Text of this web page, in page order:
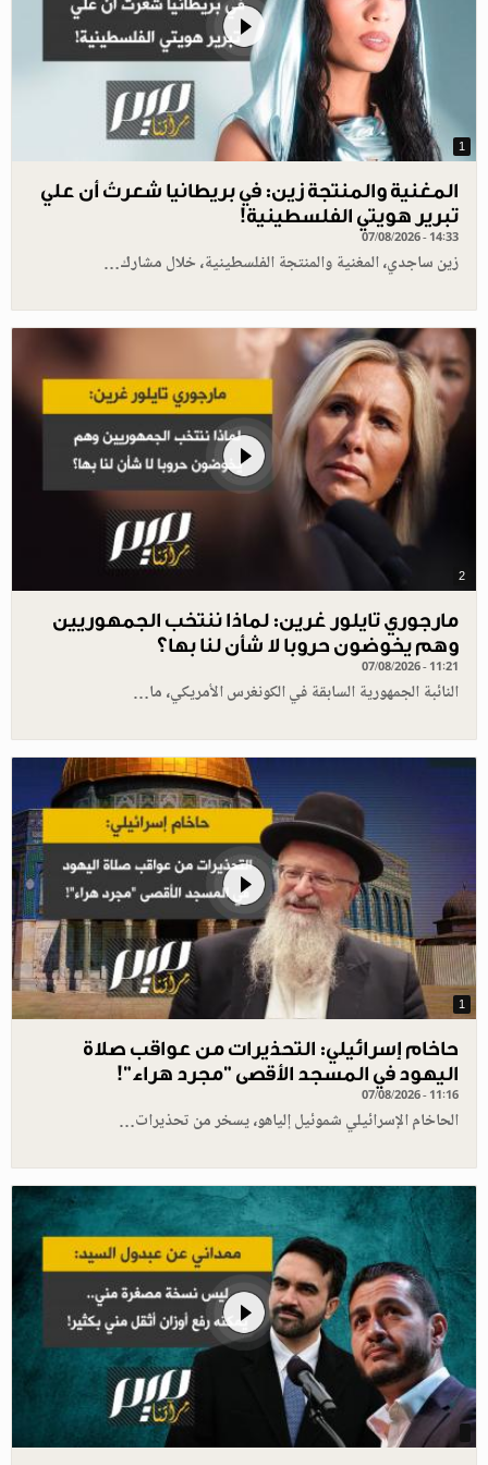
1
المغنية والمنتجة زين: في بريطانيا شعرتُ أن علي
تبرير هويتي الفلسطينية!
07/08/2026 - 14:33
زين ساجدي، المغنية والمنتجة الفلسطينية، خلال مشارك…
2
مارجوري تايلور غرين: لماذا ننتخب الجمهوريين
وهم يخوضون حروبا لا شأن لنا بها؟
07/08/2026 - 11:21
النائبة الجمهورية السابقة في الكونغرس الأمريكي، ما…
1
حاخام إسرائيلي: التحذيرات من عواقب صلاة
اليهود في المسجد الأقصى "مجرد هراء"!
07/08/2026 - 11:16
الحاخام الإسرائيلي شموئيل إلياهو، يسخر من تحذيرات…